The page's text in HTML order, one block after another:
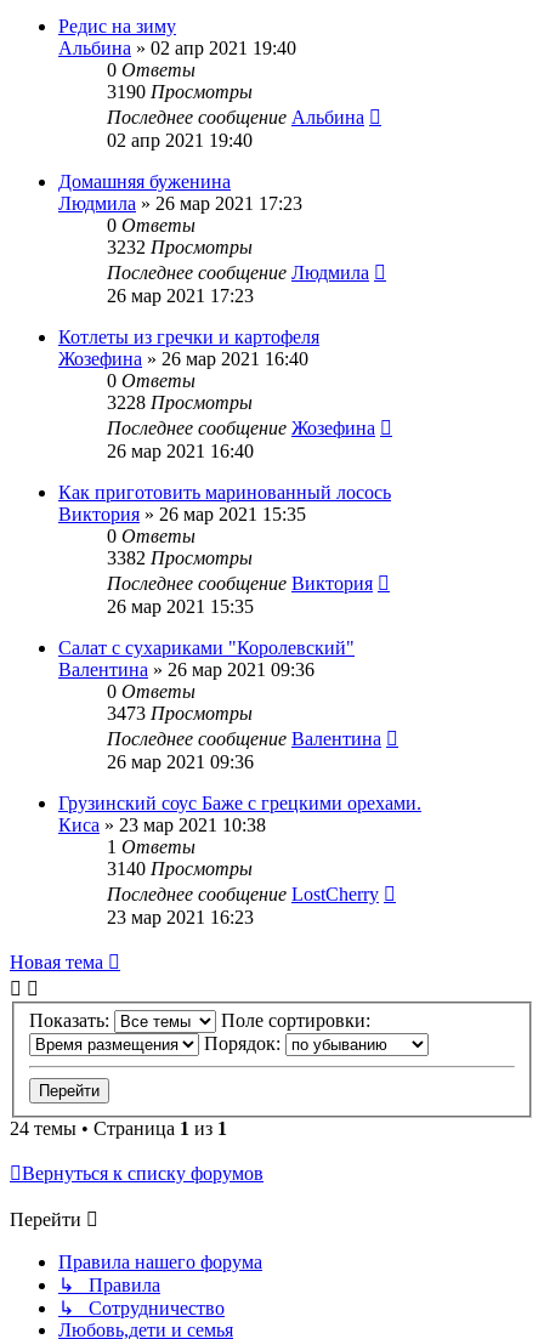
Редис на зиму
Альбина » 02 апр 2021 19:40
0 Ответы
3190 Просмотры
Последнее сообщение Альбина
02 апр 2021 19:40
Домашняя буженина
Людмила » 26 мар 2021 17:23
0 Ответы
3232 Просмотры
Последнее сообщение Людмила
26 мар 2021 17:23
Котлеты из гречки и картофеля
Жозефина » 26 мар 2021 16:40
0 Ответы
3228 Просмотры
Последнее сообщение Жозефина
26 мар 2021 16:40
Как приготовить маринованный лосось
Виктория » 26 мар 2021 15:35
0 Ответы
3382 Просмотры
Последнее сообщение Виктория
26 мар 2021 15:35
Салат с сухариками "Королевский"
Валентина » 26 мар 2021 09:36
0 Ответы
3473 Просмотры
Последнее сообщение Валентина
26 мар 2021 09:36
Грузинский соус Баже с грецкими орехами.
Киса » 23 мар 2021 10:38
1 Ответы
3140 Просмотры
Последнее сообщение LostCherry
23 мар 2021 16:23
Новая тема
Показать:
Поле сортировки:
Порядок:
24 темы • Страница 1 из 1
Вернуться к списку форумов
Перейти
Правила нашего форума
↳ Правила
↳ Сотрудничество
Любовь,дети и семья